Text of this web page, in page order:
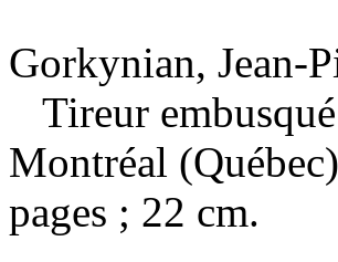
Gorkynian, Jean-
Tireur
Montréal
pages ; 22 cm.